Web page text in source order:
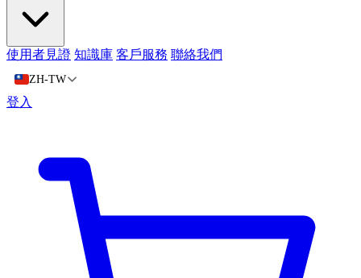
使用者見證 知識庫 客戶服務 聯絡我們
ZH-TW
登入